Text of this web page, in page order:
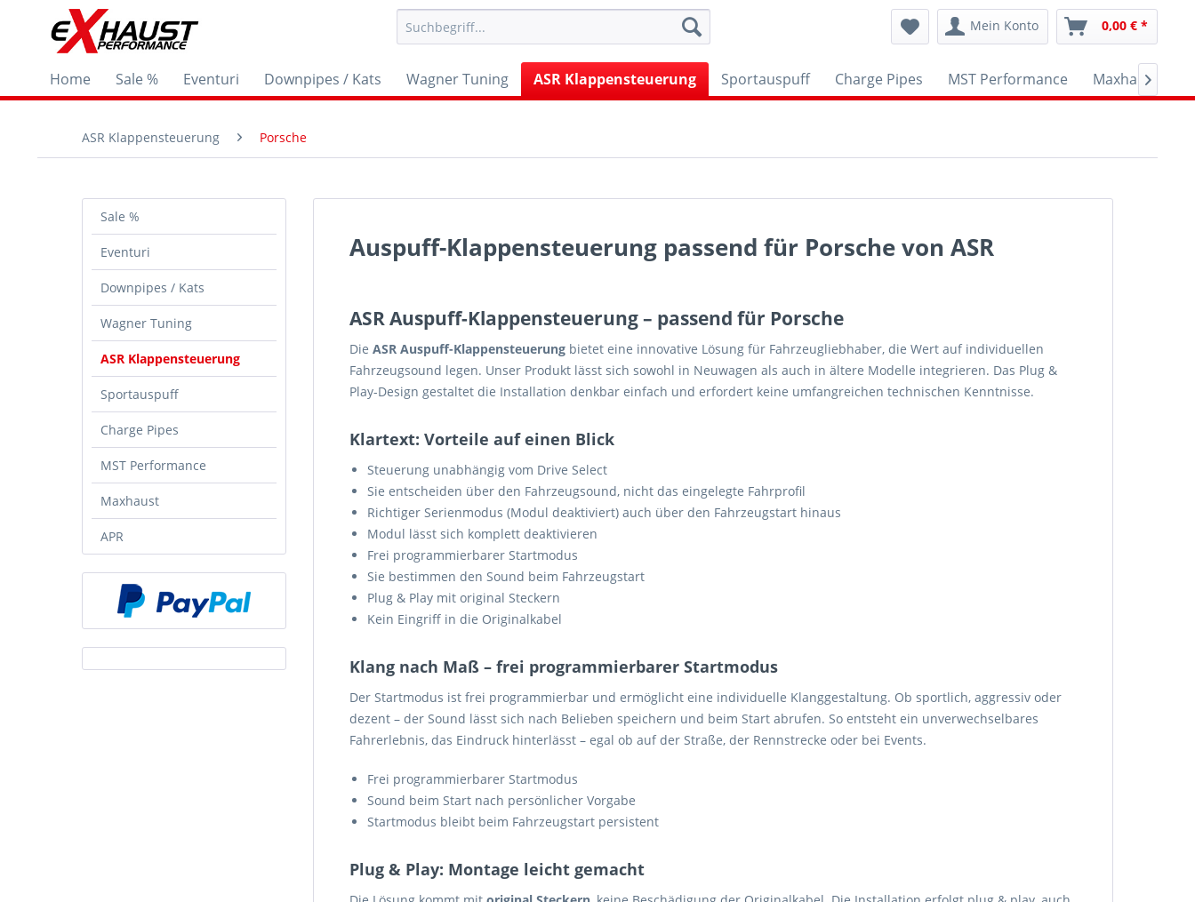
Mein Konto 0,00 € *
Home Sale % Eventuri Downpipes / Kats Wagner Tuning ASR Klappensteuerung Sportauspuff Charge Pipes MST Performance Maxhaust

ASR Klappensteuerung Porsche
Sale %
Eventuri
Downpipes / Kats
Wagner Tuning
ASR Klappensteuerung
Sportauspuff
Charge Pipes
MST Performance
Maxhaust
APR
Auspuff-Klappensteuerung passend für Porsche von ASR
ASR Auspuff-Klappensteuerung – passend für Porsche
Die ASR Auspuff-Klappensteuerung bietet eine innovative Lösung für Fahrzeugliebhaber, die Wert auf individuellen
Fahrzeugsound legen. Unser Produkt lässt sich sowohl in Neuwagen als auch in ältere Modelle integrieren. Das Plug &
Play-Design gestaltet die Installation denkbar einfach und erfordert keine umfangreichen technischen Kenntnisse.
Klartext: Vorteile auf einen Blick
Steuerung unabhängig vom Drive Select
Sie entscheiden über den Fahrzeugsound, nicht das eingelegte Fahrprofil
Richtiger Serienmodus (Modul deaktiviert) auch über den Fahrzeugstart hinaus
Modul lässt sich komplett deaktivieren
Frei programmierbarer Startmodus
Sie bestimmen den Sound beim Fahrzeugstart
Plug & Play mit original Steckern
Kein Eingriff in die Originalkabel
Klang nach Maß – frei programmierbarer Startmodus
Der Startmodus ist frei programmierbar und ermöglicht eine individuelle Klanggestaltung. Ob sportlich, aggressiv oder
dezent – der Sound lässt sich nach Belieben speichern und beim Start abrufen. So entsteht ein unverwechselbares
Fahrerlebnis, das Eindruck hinterlässt – egal ob auf der Straße, der Rennstrecke oder bei Events.
Frei programmierbarer Startmodus
Sound beim Start nach persönlicher Vorgabe
Startmodus bleibt beim Fahrzeugstart persistent
Plug & Play: Montage leicht gemacht